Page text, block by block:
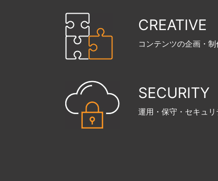
CREATIVE
コンテンツの企画・制
SECURITY
運用・保守・セキュリ